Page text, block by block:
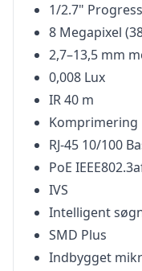
1/2.7"
8 Megapixel
2,7–13,5 mm
0,008 Lux
IR 40 m
Komprimering
RJ-45 10/100
PoE
IVS
Intelligent
SMD Plus
Indbygget